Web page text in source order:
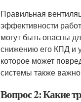
Правильная
эффективности
могут быть опасны
снижению его КПД и
которое может
системы также
Вопрос 2: Какие